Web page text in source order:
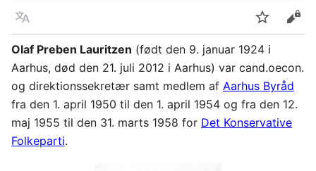
Sprog OvervågVis
Olaf Preben Lauritzen (født den 9. januar 1924 i
Aarhus, død den 21. juli 2012 i Aarhus) var cand.oecon.
og direktionssekretær samt medlem af Aarhus Byråd
fra den 1. april 1950 til den 1. april 1954 og fra den 12.
maj 1955 til den 31. marts 1958 for Det Konservative
Folkeparti.